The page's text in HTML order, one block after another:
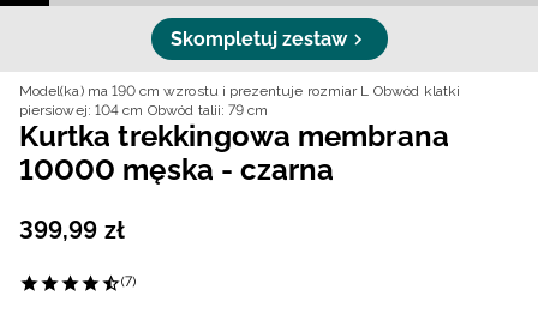
Skompletuj zestaw
Model(ka) ma 190 cm wzrostu i prezentuje rozmiar L Obwód klatki
piersiowej: 104 cm Obwód talii: 79 cm
Kurtka trekkingowa membrana
10000 męska - czarna
399,99 zł
(7)